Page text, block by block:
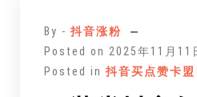
By - 抖音涨粉
Posted on 2025年11月11
Posted in 抖音买点赞卡盟